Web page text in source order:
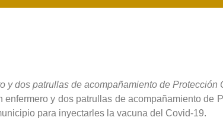
y dos patrullas de acompañamiento de
enfermero y dos patrullas de acompañamiento
para inyectarles la vacuna del Covid-19.